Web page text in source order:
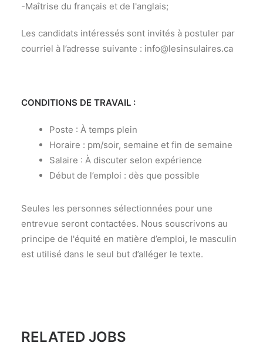
-Maîtrise du français et de l'anglais;
Les candidats intéressés sont invités à postuler par
courriel à l’adresse suivante : info@lesinsulaires.ca
CONDITIONS DE TRAVAIL :
Poste : À temps plein
Horaire : pm/soir, semaine et fin de semaine
Salaire : À discuter selon expérience
Début de l’emploi : dès que possible
Seules les personnes sélectionnées pour une
entrevue seront contactées. Nous souscrivons au
principe de l'équité en matière d’emploi, le masculin
est utilisé dans le seul but d’alléger le texte.
RELATED JOBS